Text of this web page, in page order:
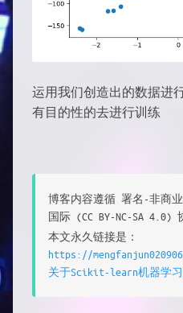
运用我们创造出的数据进
有目的性的去进行训练
博客内容遵循 署名-非商
国际 (CC BY-NC-SA 4.0)
本文永久链接是：
https://
关于Scikit-learn机器学习